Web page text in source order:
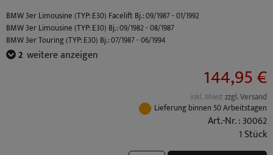
BMW 3er Limousine (TYP: E30) Facelift Bj.: 09/1987 - 01/1992
BMW 3er Limousine (TYP: E30) Bj.: 09/1982 - 08/1987
BMW 3er Touring (TYP: E30) Bj.: 07/1987 - 06/1994
BMW 3er Cabrio (TYP: E30) Facelift Bj.: 09/1987 - 10/1993
2 weitere anzeigen
144,95 €
inkl. Mwstzzgl. Versand
Lieferung binnen 50 Arbeitstagen
Art.-Nr. : 30062
1 Stück